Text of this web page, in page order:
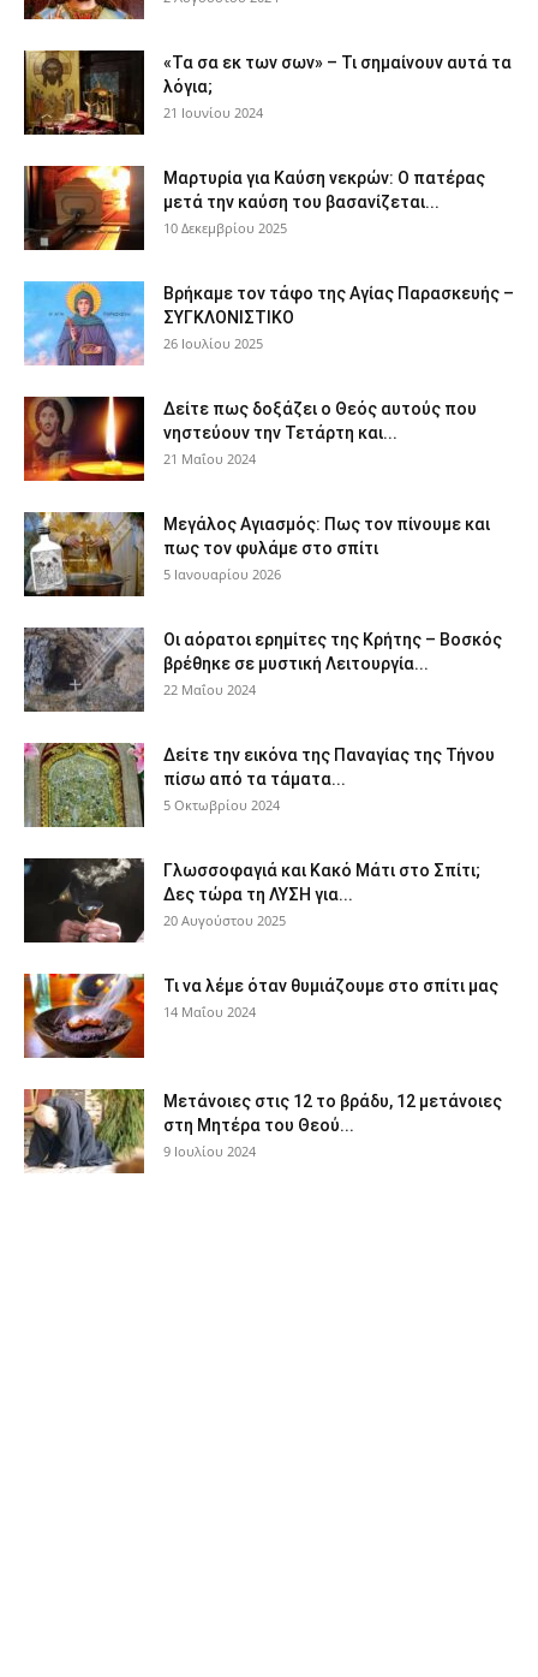
«Τα σα εκ των σων» – Τι σημαίνουν αυτά τα
λόγια;
21 Ιουνίου 2024
Μαρτυρία για Καύση νεκρών: Ο πατέρας
μετά την καύση του βασανίζεται...
10 Δεκεμβρίου 2025
Βρήκαμε τον τάφο της Αγίας Παρασκευής –
ΣΥΓΚΛΟΝΙΣΤΙΚΟ
26 Ιουλίου 2025
Δείτε πως δοξάζει ο Θεός αυτούς που
νηστεύουν την Τετάρτη και...
21 Μαΐου 2024
Μεγάλος Αγιασμός: Πως τον πίνουμε και
πως τον φυλάμε στο σπίτι
5 Ιανουαρίου 2026
Οι αόρατοι ερημίτες της Κρήτης – Βοσκός
βρέθηκε σε μυστική Λειτουργία...
22 Μαΐου 2024
Δείτε την εικόνα της Παναγίας της Τήνου
πίσω από τα τάματα...
5 Οκτωβρίου 2024
Γλωσσοφαγιά και Κακό Μάτι στο Σπίτι;
Δες τώρα τη ΛΥΣΗ για...
20 Αυγούστου 2025
Τι να λέμε όταν θυμιάζουμε στο σπίτι μας
14 Μαΐου 2024
Μετάνοιες στις 12 το βράδυ, 12 μετάνοιες
στη Μητέρα του Θεού...
9 Ιουλίου 2024